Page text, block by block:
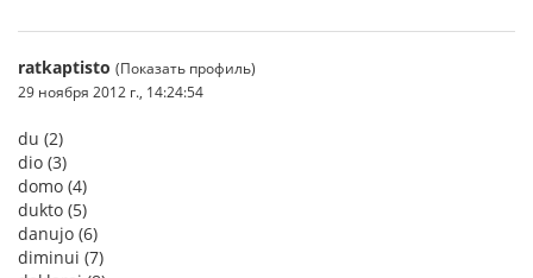
ratkaptisto (Показать профиль)
29 ноября 2012 г., 14:24:54
du (2)
dio (3)
domo (4)
dukto (5)
danujo (6)
diminui (7)